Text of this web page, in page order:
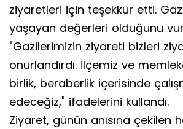
ziyaretleri için teşekkür etti.
yaşayan değerleri olduğunu
"Gazilerimizin ziyareti bizleri
onurlandırdı. İlçemiz ve
birlik, beraberlik içerisinde
edeceğiz," ifadelerini kullandı.
​Ziyaret, günün anısına çekilen